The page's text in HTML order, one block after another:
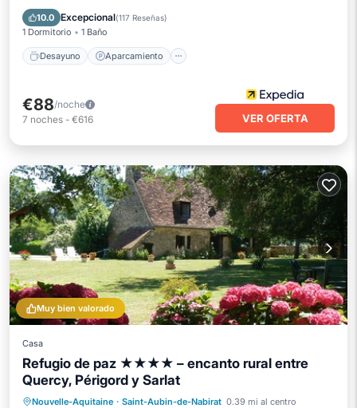
10.0 Excepcional(117 Reseñas)
1 Dormitorio 1 Baño
Desayuno Aparcamiento
Balcón/Terraza
€88/noche
7 noches - €616 VER OFERTA
Muy bien valorado
Casa
Refugio de paz ★★★★ – encanto rural entre
Quercy, Périgord y Sarlat
Nouvelle-Aquitaine · Saint-Aubin-de-Nabirat 0.39 mi al centro
Aparcamiento Piscina
Vista al mar